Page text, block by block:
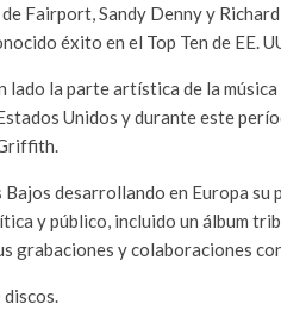
Fairport, Sandy Denny y
éxito en el Top Ten de EE.
lado la parte artística de la
Unidos y durante este
desarrollando en Europa
y público, incluido un álbum
grabaciones y colaboraciones